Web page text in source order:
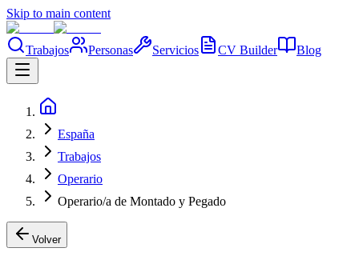
Skip to main content
Trabajos Personas Servicios CV Builder Blog
España
Trabajos
Operario
Operario/a de Montado y Pegado
Volver